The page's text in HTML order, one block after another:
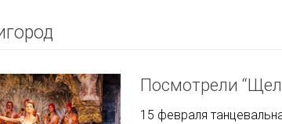
Посмотрели
15 февраля